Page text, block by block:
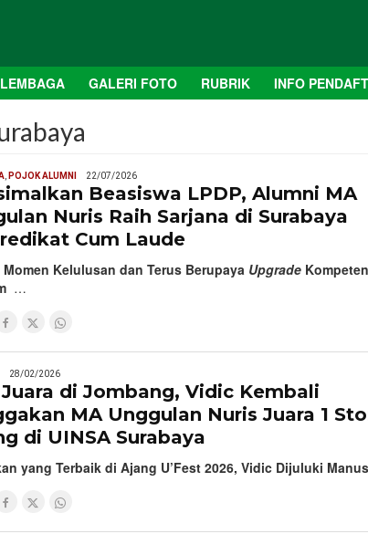
LEMBAGA GALERI FOTO RUBRIK INFO
, POJOK ALUMNI 22/07/2026
Beasiswa LPDP, Alumni MA
Nuris Raih Sarjana di Surabaya
Cum Laude
Momen Kelulusan dan Terus Berupaya Upgrade
…
28/02/2026
di Jombang, Vidic Kembali
MA Unggulan Nuris Juara 1
di UINSA Surabaya
yang Terbaik di Ajang U’Fest 2026, Vidic Dijuluki